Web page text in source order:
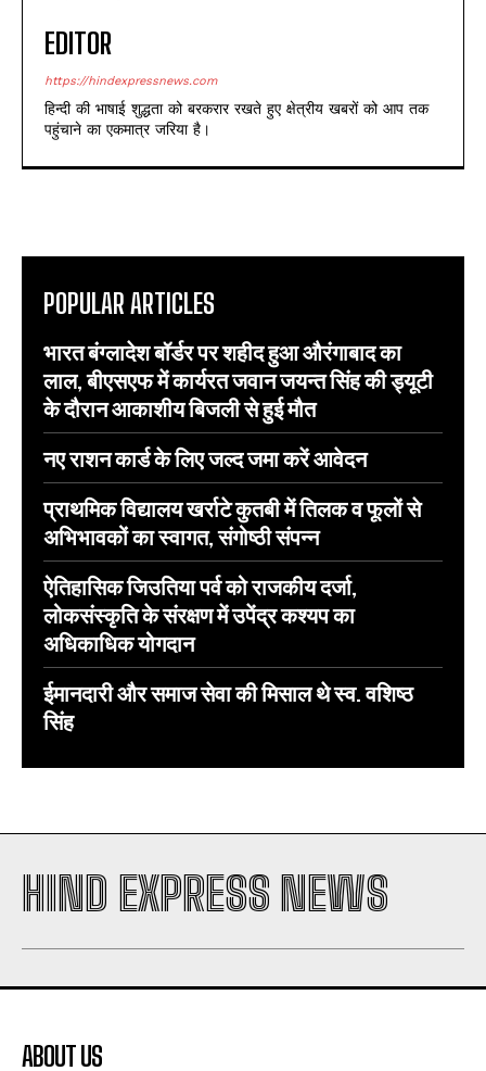
EDITOR
https://hindexpressnews.com
हिन्दी की भाषाई शुद्धता को बरकरार रखते हुए क्षेत्रीय खबरों को आप तक
पहुंचाने का एकमात्र जरिया है।
POPULAR ARTICLES
भारत बंग्लादेश बॉर्डर पर शहीद हुआ औरंगाबाद का
लाल, बीएसएफ में कार्यरत जवान जयन्त सिंह की ड्यूटी
के दौरान आकाशीय बिजली से हुई मौत
नए राशन कार्ड के लिए जल्द जमा करें आवेदन
प्राथमिक विद्यालय खर्राटे कुतबी में तिलक व फूलों से
अभिभावकों का स्वागत, संगोष्ठी संपन्न
ऐतिहासिक जिउतिया पर्व को राजकीय दर्जा,
लोकसंस्कृति के संरक्षण में उपेंद्र कश्यप का
अधिकाधिक योगदान
ईमानदारी और समाज सेवा की मिसाल थे स्व. वशिष्ठ
सिंह
HIND EXPRESS NEWS
ABOUT US